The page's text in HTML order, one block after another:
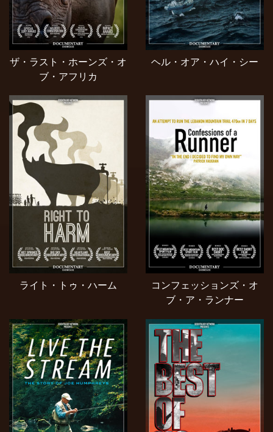
ザ・ラスト・ホーンズ・オ
ブ・アフリカ
ヘル・オア・ハイ・シー
ライト・トゥ・ハーム
コンフェッションズ・オ
ブ・ア・ランナー